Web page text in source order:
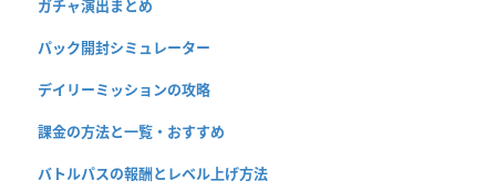
ガチャ演出まとめ
パック開封シミュレーター
デイリーミッションの攻略
課金の方法と一覧・おすすめ
バトルパスの報酬とレベル上げ方法